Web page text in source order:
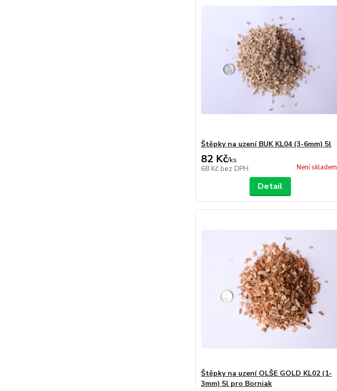
Štěpky na uzení BUK KL04 (3-6mm) 5l
82 Kč/ks
68 Kč bez DPH Není skladem
Detail
Štěpky na uzení OLŠE GOLD KL02 (1-
3mm) 5l pro Borniak